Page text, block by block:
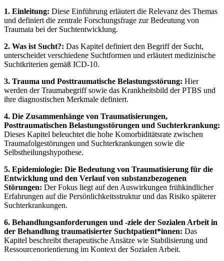
1. Einleitung: Diese Einführung erläutert die Relevanz des Themas
und definiert die zentrale Forschungsfrage zur Bedeutung von
Traumata bei der Suchtentwicklung.
2. Was ist Sucht?: Das Kapitel definiert den Begriff der Sucht,
unterscheidet verschiedene Suchtformen und erläutert medizinische
Suchtkriterien gemäß ICD-10.
3. Trauma und Posttraumatische Belastungsstörung: Hier
werden der Traumabegriff sowie das Krankheitsbild der PTBS und
ihre diagnostischen Merkmale definiert.
4. Die Zusammenhänge von Traumatisierungen,
Posttraumatischen Belastungsstörungen und Suchterkrankung:
Dieses Kapitel beleuchtet die hohe Komorbiditätsrate zwischen
Traumafolgestörungen und Suchterkrankungen sowie die
Selbstheilungshypothese.
5. Epidemiologie: Die Bedeutung von Traumatisierung für die
Entwicklung und den Verlauf von substanzbezogenen
Störungen: Der Fokus liegt auf den Auswirkungen frühkindlicher
Erfahrungen auf die Persönlichkeitsstruktur und das Risiko späterer
Suchterkrankungen.
6. Behandlungsanforderungen und -ziele der Sozialen Arbeit in
der Behandlung traumatisierter Suchtpatient*innen: Das
Kapitel beschreibt therapeutische Ansätze wie Stabilisierung und
Ressourcenorientierung im Kontext der Sozialen Arbeit.